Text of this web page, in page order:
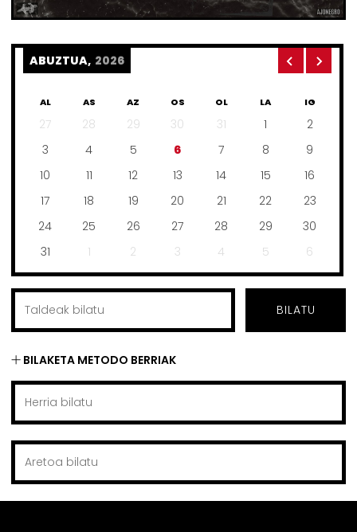
ABUZTUA, 2026
AL AS AZ OS OL LA IG
27 28 29 30 31 1
2
3
4 5 6 7 8
9
10
11 12 13 14 15
16
17
18 19 20 21 22
23
24
25 26 27 28 29
30
31
1 2 3 4 5 6
BILATU
BILAKETA METODO BERRIAK